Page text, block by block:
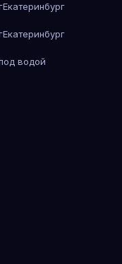
Екатеринбург
Екатеринбург
водой